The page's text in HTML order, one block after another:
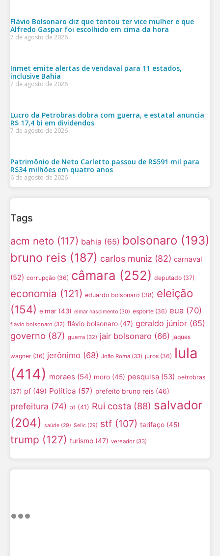
Flávio Bolsonaro diz que tentou ter vice mulher e que
Alfredo Gaspar foi escolhido em cima da hora
7 de agosto de 2026
Inmet emite alertas de vendaval para 11 estados,
inclusive Bahia
7 de agosto de 2026
Lucro da Petrobras dobra com guerra, e estatal anuncia
R$ 17,4 bi em dividendos
7 de agosto de 2026
Patrimônio de Neto Carletto passou de R$591 mil para
R$34 milhões em quatro anos
6 de agosto de 2026
Tags
acm neto (117) bahia (65) bolsonaro (193)
bruno reis (187) carlos muniz (82) carnaval
(52) corrupção (36) câmara (252) deputado (37)
economia (121) eduardo bolsonaro (38) eleição
(154) elmar (43) elmar nascimento (30) esporte (36) eua (70)
flavio bolsonaro (32) flávio bolsonaro (47) geraldo júnior (65)
governo (87) guerra (32) jair bolsonaro (66) jaques
wagner (36) jerônimo (68) João Roma (33) juros (36) lula
(414) moraes (54) moro (45) pesquisa (53) petrobras
(37) pf (49) Política (57) prefeito bruno reis (46)
prefeitura (74) pt (41) Rui costa (88) salvador
(204) saúde (29) Selic (29) stf (107) tarifaço (45)
trump (127) turismo (47) vereador (33)